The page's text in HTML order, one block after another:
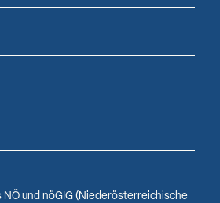
NÖ und nöGIG (Niederösterreichische